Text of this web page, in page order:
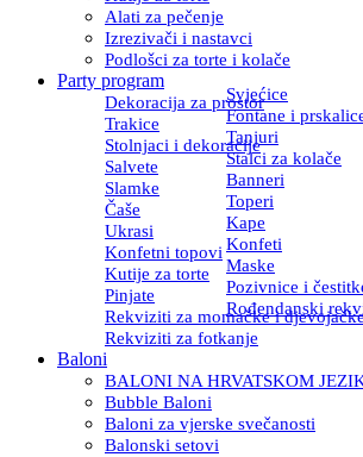
Alati za pečenje
Izrezivači i nastavci
Podlošci za torte i kolače
Party program
Dekoracija za prostor
Svjećice
Trakice
Fontane i
Stolnjaci i dekoracije
Tanjuri
Salvete
Stalci za kolače
Slamke
Banneri
Čaše
Toperi
Ukrasi
Kape
Konfetni topovi Konfeti
Kutije za torte
Maske
Pinjate
Pozivnice i
Rekviziti za momačke i
Rođendanski
Rekviziti za fotkanje
Baloni
BALONI NA HRVATSKOM
Bubble Baloni
Baloni za vjerske svečanosti
Balonski setovi